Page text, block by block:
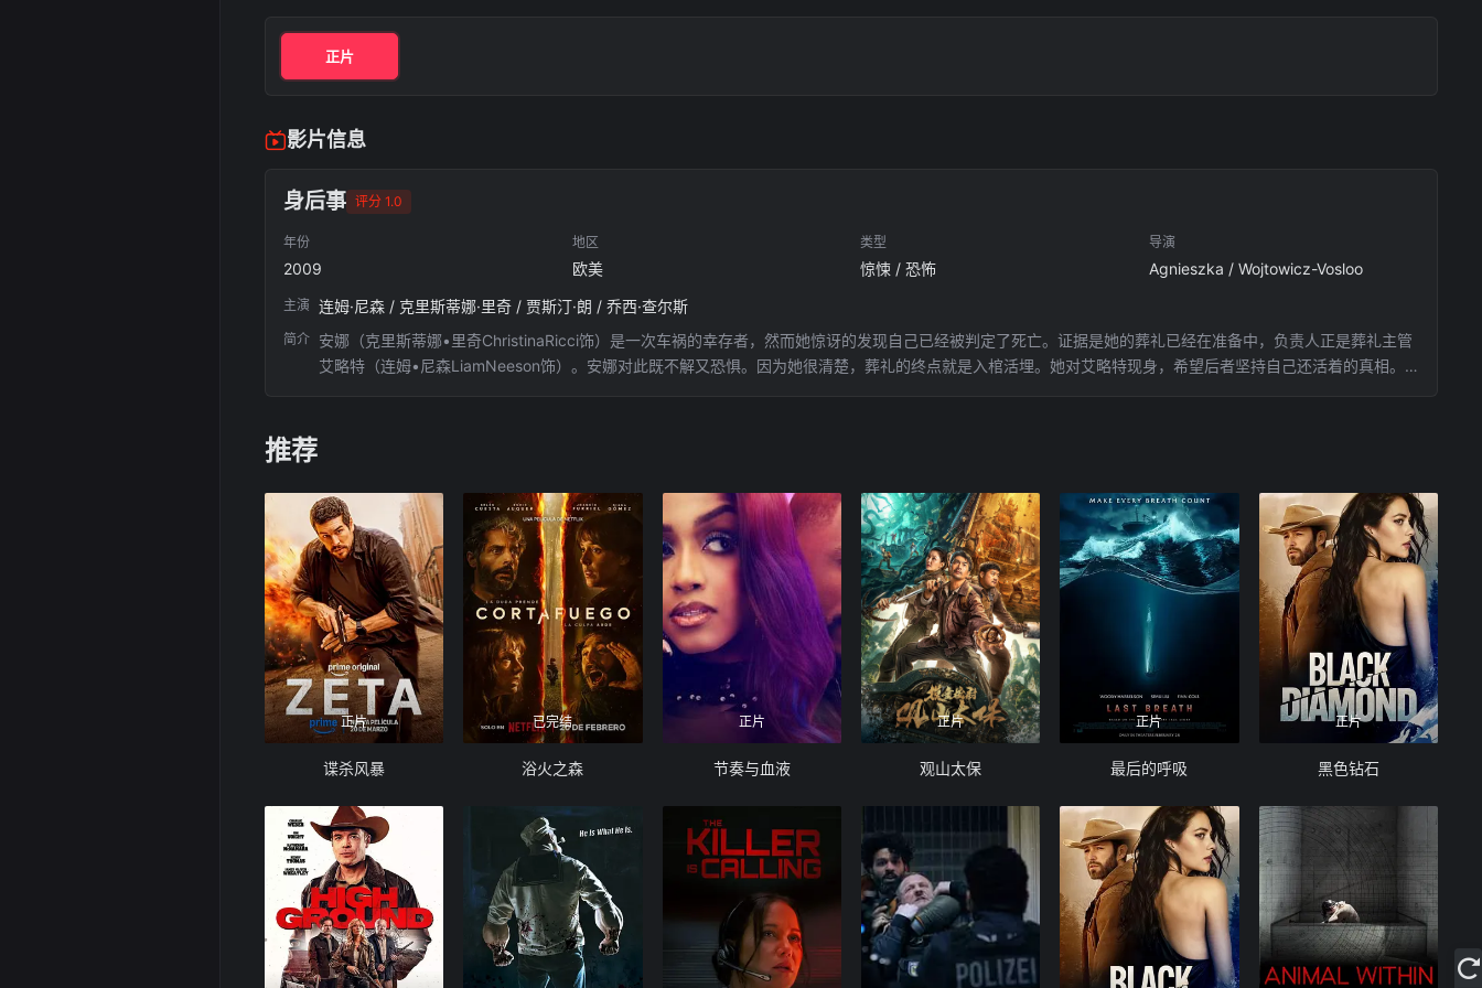
正片
影片信息
身后事 评分 1.0
年份
2009
地区
欧美
类型
惊悚 / 恐怖
导演
Agnieszka / Wojtowicz-Vosloo
主演 连姆·尼森 / 克里斯蒂娜·里奇 / 贾斯汀·朗 / 乔西·查尔斯
简介 安娜（克里斯蒂娜•里奇ChristinaRicci饰）是一次车祸的幸存者，然而她惊讶的发现自己已经被判定了死亡。证据是她的葬礼已经在准备中，负责人正是葬礼主管
艾略特（连姆•尼森LiamNeeson饰）。安娜对此既不解又恐惧。因为她很清楚，葬礼的终点就是入棺活埋。她对艾略特现身，希望后者坚持自己还活着的真相。
推荐
正片
谍杀风暴
已完结
浴火之森
正片
节奏与血液
正片
观山太保
正片
最后的呼吸
正片
黑色钻石